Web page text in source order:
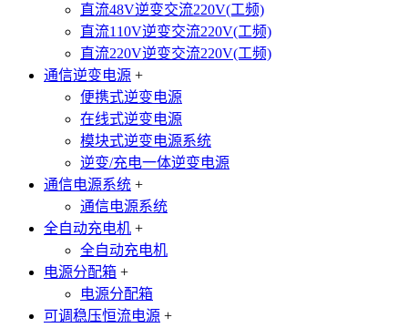
直流48V逆变交流220V(工频)
直流110V逆变交流220V(工频)
直流220V逆变交流220V(工频)
通信逆变电源 +
便携式逆变电源
在线式逆变电源
模块式逆变电源系统
逆变/充电一体逆变电源
通信电源系统 +
通信电源系统
全自动充电机 +
全自动充电机
电源分配箱 +
电源分配箱
可调稳压恒流电源 +